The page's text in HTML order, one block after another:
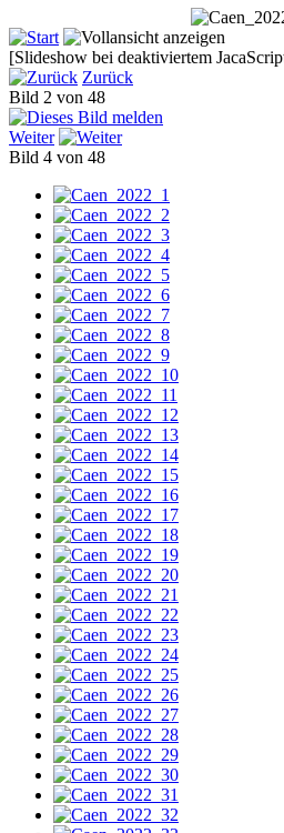
[Slideshow bei deaktiviertem
Zurück
Bild 2 von 48
Weiter
Bild 4 von 48